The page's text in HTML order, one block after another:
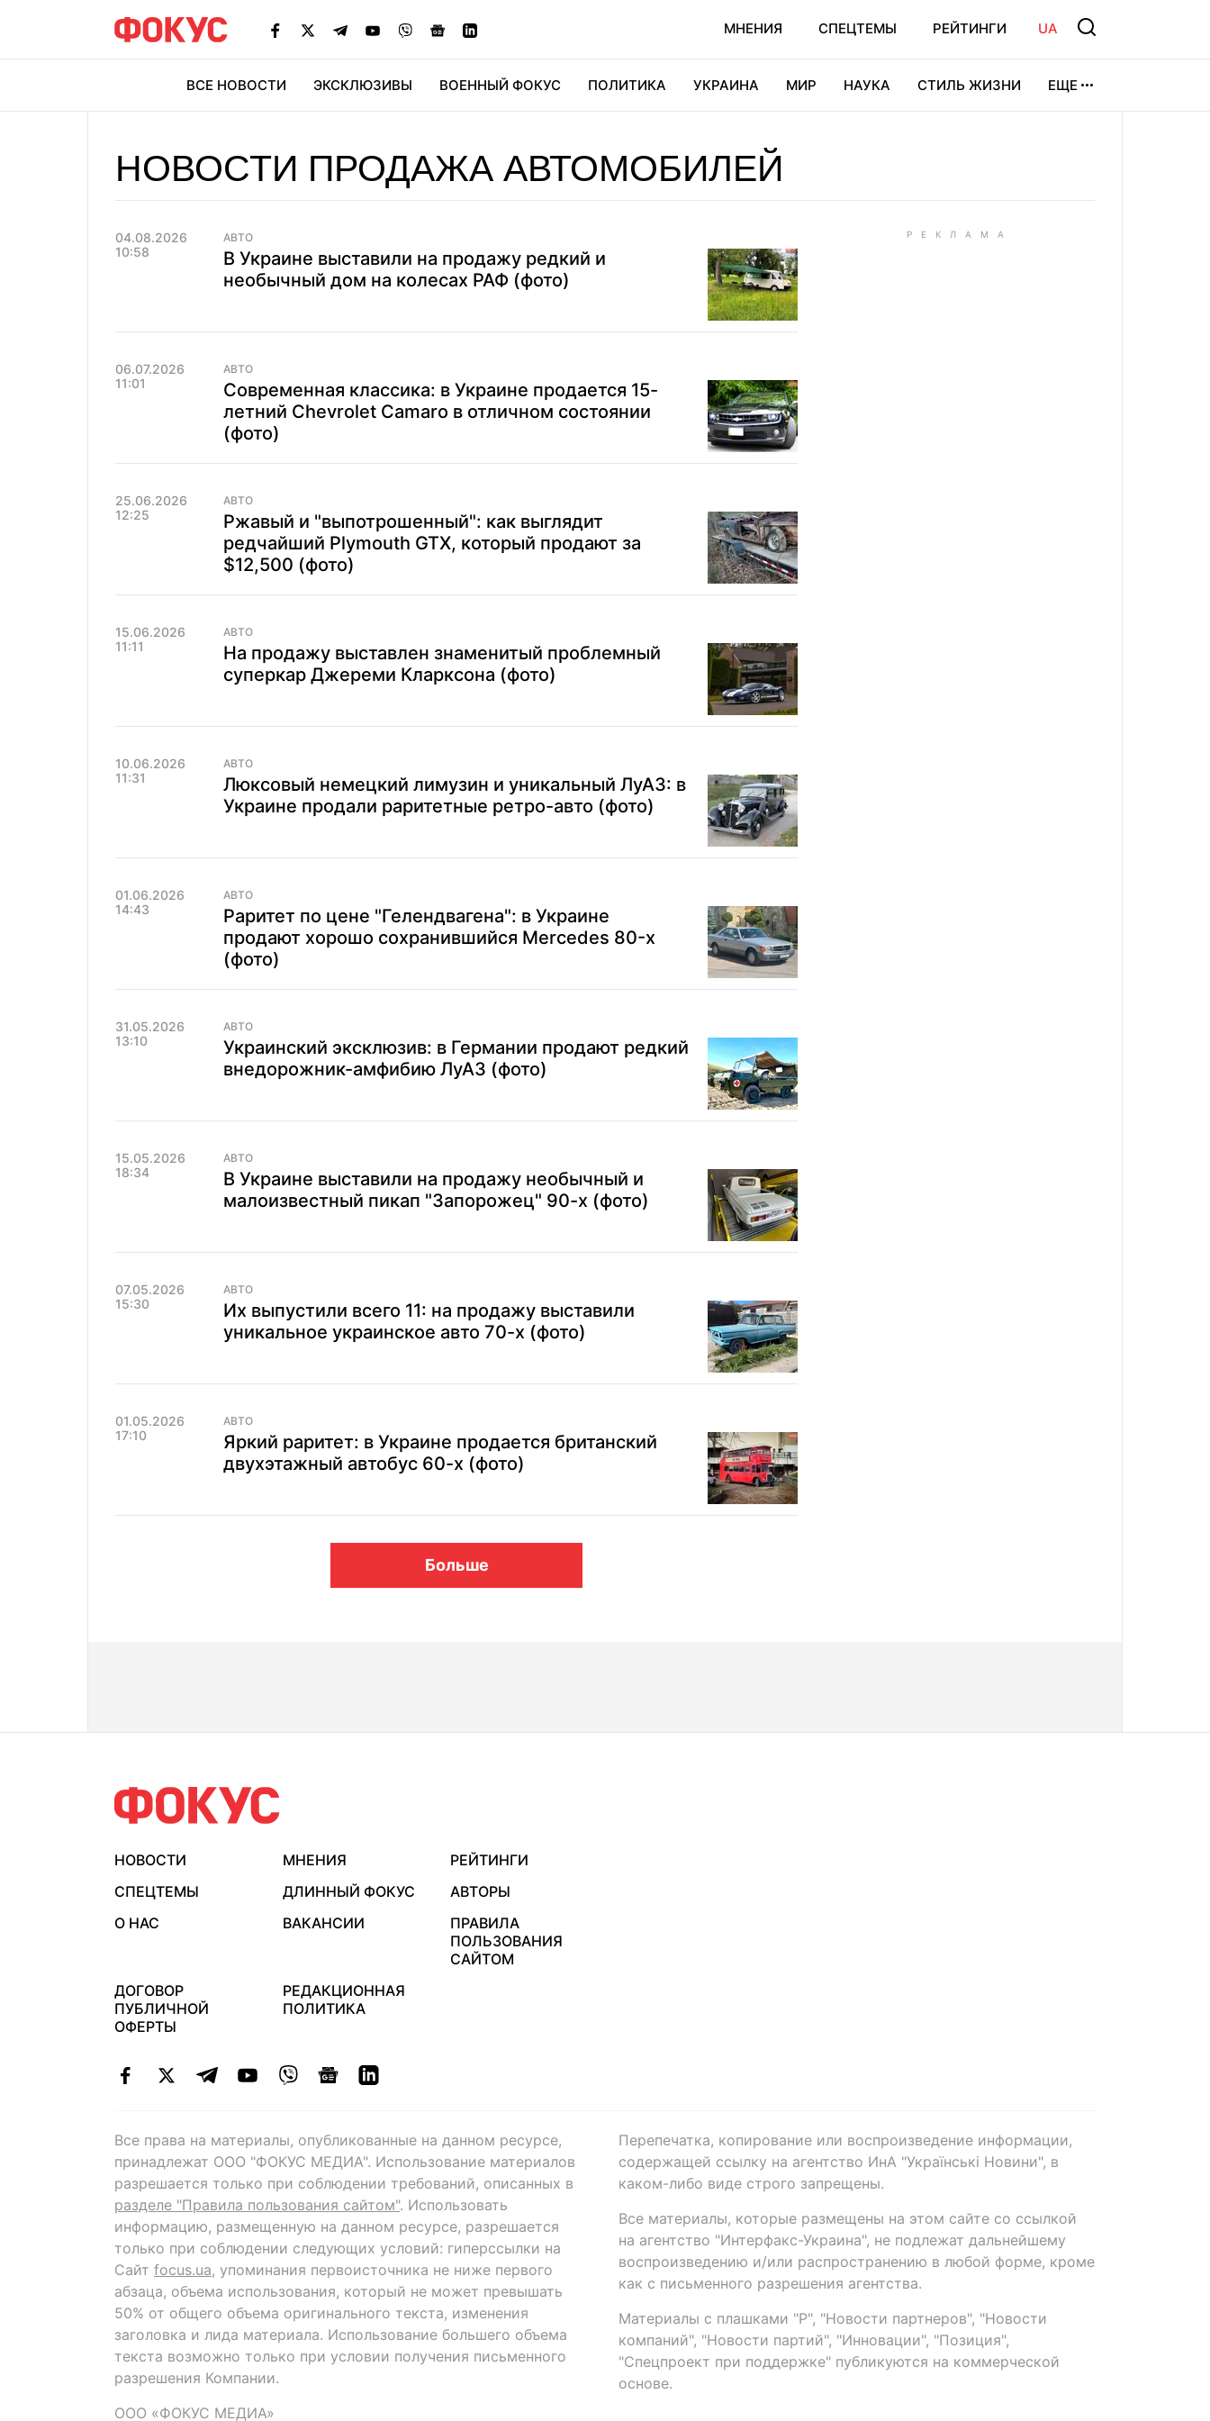
МНЕНИЯ СПЕЦТЕМЫ РЕЙТИНГИ UA
ВСЕ НОВОСТИ ЭКСКЛЮЗИВЫ ВОЕННЫЙ ФОКУС ПОЛИТИКА УКРАИНА МИР НАУКА СТИЛЬ ЖИЗНИ ЕЩЕ
НОВОСТИ ПРОДАЖА АВТОМОБИЛЕЙ
04.08.2026
10:58
АВТО
В Украине выставили на продажу редкий и
необычный дом на колесах РАФ (фото)
06.07.2026
11:01
АВТО
Современная классика: в Украине продается 15-
летний Chevrolet Camaro в отличном состоянии
(фото)
25.06.2026
12:25
АВТО
Ржавый и "выпотрошенный": как выглядит
редчайший Plymouth GTX, который продают за
$12,500 (фото)
15.06.2026
11:11
АВТО
На продажу выставлен знаменитый проблемный
суперкар Джереми Кларксона (фото)
10.06.2026
11:31
АВТО
Люксовый немецкий лимузин и уникальный ЛуАЗ: в
Украине продали раритетные ретро-авто (фото)
01.06.2026
14:43
АВТО
Раритет по цене "Гелендвагена": в Украине
продают хорошо сохранившийся Mercedes 80-х
(фото)
31.05.2026
13:10
АВТО
Украинский эксклюзив: в Германии продают редкий
внедорожник-амфибию ЛуАЗ (фото)
15.05.2026
18:34
АВТО
В Украине выставили на продажу необычный и
малоизвестный пикап "Запорожец" 90-х (фото)
07.05.2026
15:30
АВТО
Их выпустили всего 11: на продажу выставили
уникальное украинское авто 70-х (фото)
01.05.2026
17:10
АВТО
Яркий раритет: в Украине продается британский
двухэтажный автобус 60-х (фото)
Больше
НОВОСТИ МНЕНИЯ
РЕЙТИНГИ
СПЕЦТЕМЫ
ДЛИННЫЙ ФОКУС
АВТОРЫ
О НАС
ВАКАНСИИ
ПРАВИЛА
ПОЛЬЗОВАНИЯ
САЙТОМ
ДОГОВОР
ПУБЛИЧНОЙ
ОФЕРТЫ
РЕДАКЦИОННАЯ
ПОЛИТИКА
Все права на материалы, опубликованные на данном ресурсе,
принадлежат ООО "ФОКУС МЕДИА". Использование материалов
разрешается только при соблюдении требований, описанных в
разделе "Правила пользования сайтом". Использовать
информацию, размещенную на данном ресурсе, разрешается
только при соблюдении следующих условий: гиперссылки на
Сайт focus.ua, упоминания первоисточника не ниже первого
абзаца, объема использования, который не может превышать
50% от общего объема оригинального текста, изменения
заголовка и лида материала. Использование большего объема
текста возможно только при условии получения письменного
разрешения Компании.
ООО «ФОКУС МЕДИА»
Перепечатка, копирование или воспроизведение информации,
содержащей ссылку на агентство ИнА "Українські Новини", в
каком-либо виде строго запрещены.
Все материалы, которые размещены на этом сайте со ссылкой
на агентство "Интерфакс-Украина", не подлежат дальнейшему
воспроизведению и/или распространению в любой форме, кроме
как с письменного разрешения агентства.
Материалы с плашками "Р", "Новости партнеров", "Новости
компаний", "Новости партий", "Инновации", "Позиция",
"Спецпроект при поддержке" публикуются на коммерческой
основе.